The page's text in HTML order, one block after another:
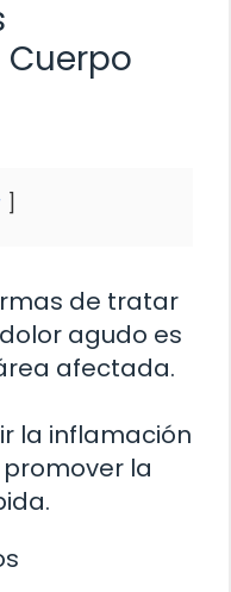
de tratar
agudo es
afectada.
la inflamación
la